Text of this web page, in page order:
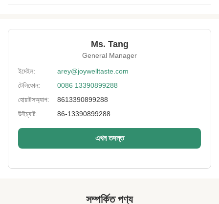
কালো মরিচ, পনির, লবণাক্ত, ভাসাবি, বেকন
1 ২ মাস
সমুদ্র বা বায়ু দ্বারা
Lead Time: 25 দিনের মধ্যে
Certificate: BRC, HACCP, হালাল, কোশার
Sample:
Ms. Tang
General Manager
ইমেইল:
arey@joywelltaste.com
টেলিফোন:
0086 13390899288
হোয়াটসঅ্যাপ:
8613390899288
উইচ্যাট:
86-13390899288
এখন তদন্ত
সম্পর্কিত পণ্য